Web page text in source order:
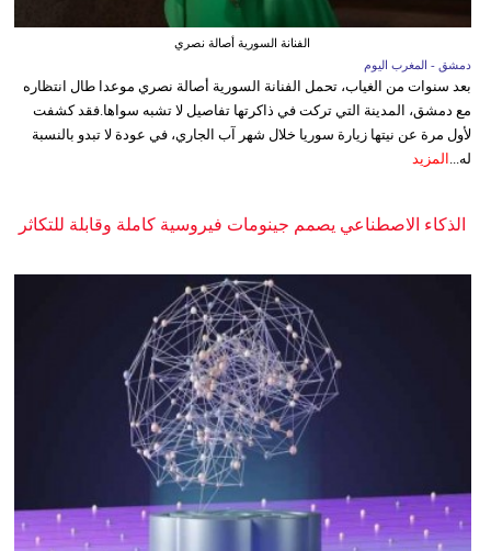
الفنانة السورية أصالة نصري
دمشق - المغرب اليوم
بعد سنوات من الغياب، تحمل الفنانة السورية أصالة نصري موعدا طال انتظاره
مع دمشق، المدينة التي تركت في ذاكرتها تفاصيل لا تشبه سواها.فقد كشفت
لأول مرة عن نيتها زيارة سوريا خلال شهر آب الجاري، في عودة لا تبدو بالنسبة
له... المزيد
الذكاء الاصطناعي يصمم جينومات فيروسية كاملة وقابلة للتكاثر